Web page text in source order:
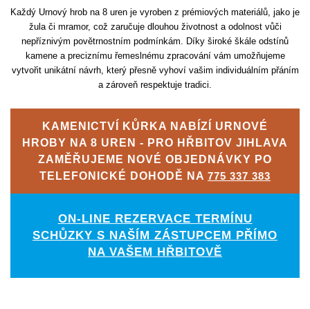
Každý Urnový hrob na 8 uren je vyroben z prémiových materiálů, jako je
žula či mramor, což zaručuje dlouhou životnost a odolnost vůči
nepříznivým povětrnostním podmínkám. Díky široké škále odstínů
kamene a preciznímu řemeslnému zpracování vám umožňujeme
vytvořit unikátní návrh, který přesně vyhoví vašim individuálním přáním
a zároveň respektuje tradici.
KAMENICTVÍ KŮRKA NABÍZÍ URNOVÉ
HROBY NA 8 UREN - PRO HŘBITOV JIHLAVA
ZAMĚŘUJEME NOVÉ OBJEDNÁVKY PO
TELEFONICKÉ DOHODĚ NA 775 337 383
ON-LINE REZERVACE TERMÍNU
SCHŮZKY S NAŠÍM ZÁSTUPCEM PŘÍMO
NA VAŠEM HŘBITOVĚ